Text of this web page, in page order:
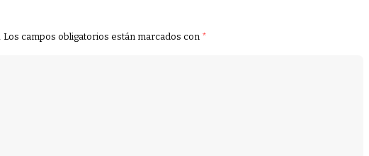
Los campos obligatorios están marcados con *